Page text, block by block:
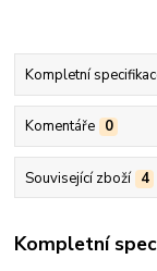
Kompletní
Komentáře 0
Související zboží 4
Kompletní